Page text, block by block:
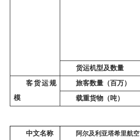
货运机型及数量
客货运规
模
旅客数量（百万）
载重货物（吨）
中文名称 阿尔及利亚塔希里航空